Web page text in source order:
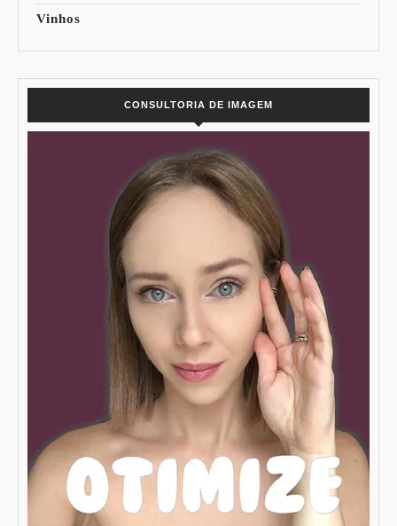
Vinhos
CONSULTORIA DE IMAGEM